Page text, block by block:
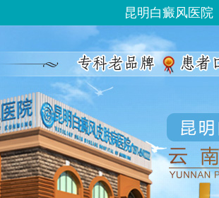
昆明白癜风医院